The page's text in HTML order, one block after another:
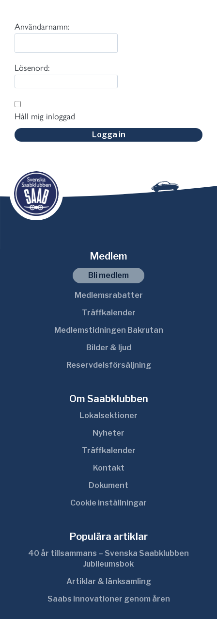
Användarnamn:
Lösenord:
Håll mig inloggad
Logga in
Medlem
Bli medlem
Medlemsrabatter
Träffkalender
Medlemstidningen Bakrutan
Bilder & ljud
Reservdelsförsäljning
Om Saabklubben
Lokalsektioner
Nyheter
Träffkalender
Kontakt
Dokument
Cookie inställningar
Populära artiklar
40 år tillsammans – Svenska Saabklubben
Jubileumsbok
Artiklar & länksamling
Saabs innovationer genom åren